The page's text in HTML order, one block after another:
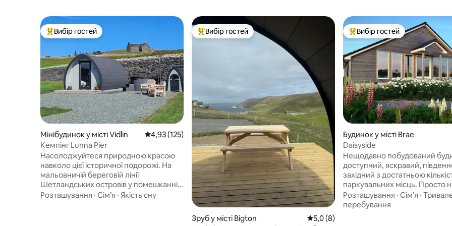
Топ вибір гостей
Вибір гостей
Мінібудинок у місті Vidlin Середня оцінка: 4,93 з 5, відгуки: 125
4,93 (125)
Кемпінг Lunna Pier
Насолоджуйтеся природною красою
навколо цієї історичної подорожі. На
мальовничій береговій лінії
Шетландських островів у помешканні,
де базувалася відома історична
Розташування · Сім’я · Якість сну
Топ вибір гостей
Вибір гостей
Зруб у місті Bigton Середня оцінка: 5,0 з 5, відгуки: 8
5,0 (8)
Топ вибір гостей
Вибір гостей
Будинок у місті Brae
Daisyside
Нещодавно побудований
доступний, яскравий,
західний з достатньою
паркувальних місць. Просто на околиці
Брей, в декількох хвилинах
місцевого супермаркету, пабів,
Розташування · Сім’я ·
перебування